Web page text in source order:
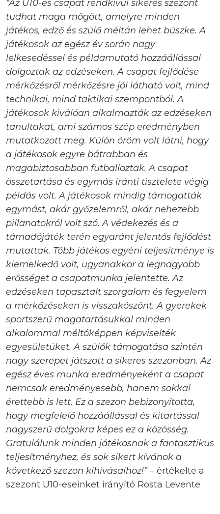
“Az U10-es csapat rendkívül sikeres szezont
tudhat maga mögött, amelyre minden
játékos, edző és szülő méltán lehet büszke. A
játékosok az egész év során nagy
lelkesedéssel és példamutató hozzáállással
dolgoztak az edzéseken. A csapat fejlődése
mérkőzésről mérkőzésre jól látható volt, mind
technikai, mind taktikai szempontból. A
játékosok kiválóan alkalmazták az edzéseken
tanultakat, ami számos szép eredményben
mutatkozott meg. Külön öröm volt látni, hogy
a játékosok egyre bátrabban és
magabiztosabban futballoztak. A csapat
összetartása és egymás iránti tisztelete végig
példás volt. A játékosok mindig támogatták
egymást, akár győzelemről, akár nehezebb
pillanatokról volt szó. A védekezés és a
támadójáték terén egyaránt jelentős fejlődést
mutattak. Több játékos egyéni teljesítménye is
kiemelkedő volt, ugyanakkor a legnagyobb
erősséget a csapatmunka jelentette. Az
edzéseken tapasztalt szorgalom és fegyelem
a mérkőzéseken is visszaköszönt. A gyerekek
sportszerű magatartásukkal minden
alkalommal méltóképpen képviselték
egyesületüket. A szülők támogatása szintén
nagy szerepet játszott a sikeres szezonban. Az
egész éves munka eredményeként a csapat
nemcsak eredményesebb, hanem sokkal
érettebb is lett. Ez a szezon bebizonyította,
hogy megfelelő hozzáállással és kitartással
nagyszerű dolgokra képes ez a közösség.
Gratulálunk minden játékosnak a fantasztikus
teljesítményhez, és sok sikert kívánok a
következő szezon kihívásaihoz!”– értékelte a
szezont U10-eseinket irányító Rosta Levente.